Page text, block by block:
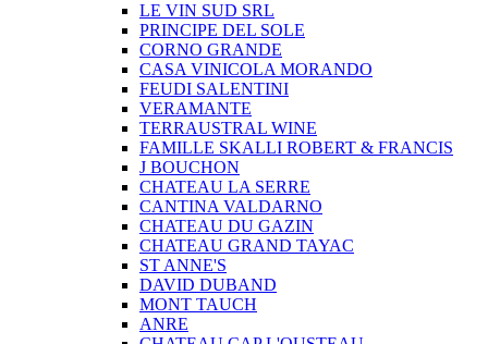
LE VIN SUD SRL
PRINCIPE DEL SOLE
CORNO GRANDE
CASA VINICOLA MORANDO
FEUDI SALENTINI
VERAMANTE
TERRAUSTRAL WINE
FAMILLE SKALLI ROBERT & FRANCIS
J BOUCHON
CHATEAU LA SERRE
CANTINA VALDARNO
CHATEAU DU GAZIN
CHATEAU GRAND TAYAC
ST ANNE'S
DAVID DUBAND
MONT TAUCH
ANRE